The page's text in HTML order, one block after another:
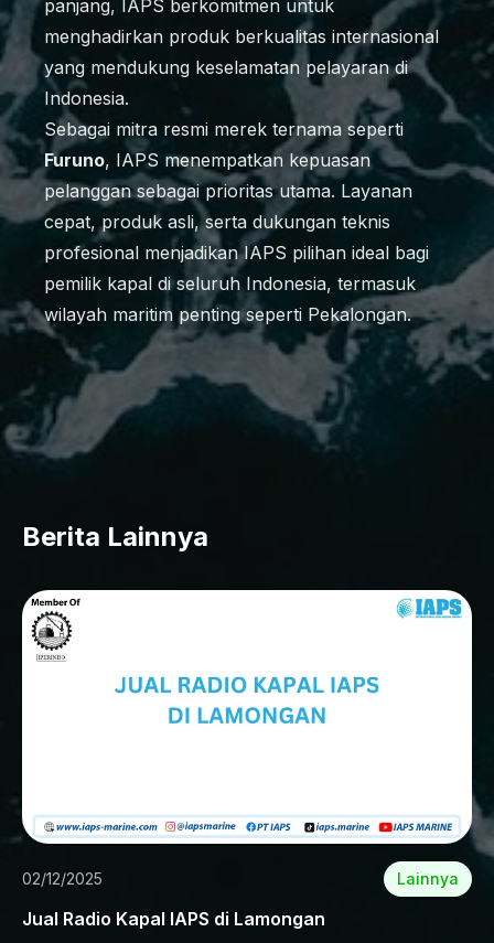
panjang, IAPS berkomitmen untuk
menghadirkan produk berkualitas internasional
yang mendukung keselamatan pelayaran di
Indonesia.
Sebagai mitra resmi merek ternama seperti
Furuno, IAPS menempatkan kepuasan
pelanggan sebagai prioritas utama. Layanan
cepat, produk asli, serta dukungan teknis
profesional menjadikan IAPS pilihan ideal bagi
pemilik kapal di seluruh Indonesia, termasuk
wilayah maritim penting seperti Pekalongan.
Berita Lainnya
02/12/2025 Lainnya
Jual Radio Kapal IAPS di Lamongan